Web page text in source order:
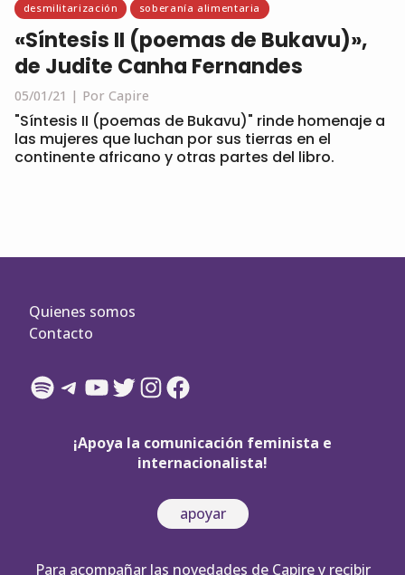
desmilitarización soberanía alimentaria
«Síntesis II (poemas de Bukavu)»,
de Judite Canha Fernandes
05/01/21 Por Capire
"Síntesis II (poemas de Bukavu)" rinde homenaje a
las mujeres que luchan por sus tierras en el
continente africano y otras partes del libro.
Quienes somos
Contacto
Spotify
Telegram
YouTube
Twitter
Instagram
Facebook
¡Apoya la comunicación feminista e
internacionalista!
apoyar
Para acompañar las novedades de Capire y recibir